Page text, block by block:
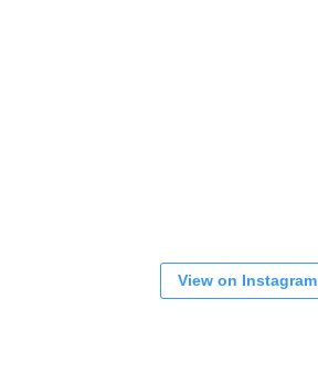
View on Instagram